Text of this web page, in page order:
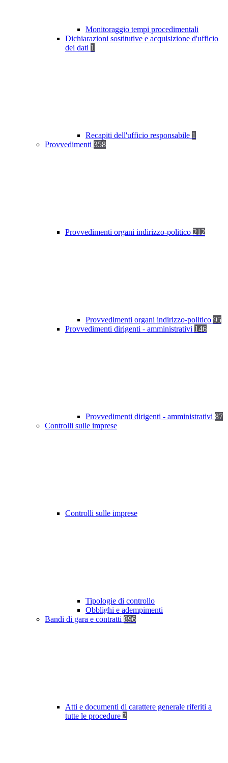
Monitoraggio tempi procedimentali
Dichiarazioni sostitutive e acquisizione d'ufficio
dei dati 1
Recapiti dell'ufficio responsabile 1
Provvedimenti 358
Provvedimenti organi indirizzo-politico 212
Provvedimenti organi indirizzo-politico 95
Provvedimenti dirigenti - amministrativi 146
Provvedimenti dirigenti - amministrativi 87
Controlli sulle imprese
Controlli sulle imprese
Tipologie di controllo
Obblighi e adempimenti
Bandi di gara e contratti 896
Atti e documenti di carattere generale riferiti a
tutte le procedure 2